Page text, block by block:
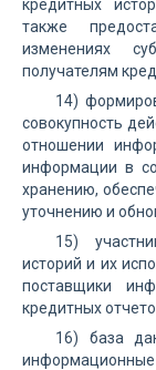
кредитных
также
изменениях
получателям
14)
совокупность
отношении
информации в
хранению,
уточнению и
15)
историй и их
поставщики
кредитных
16) база
информационные